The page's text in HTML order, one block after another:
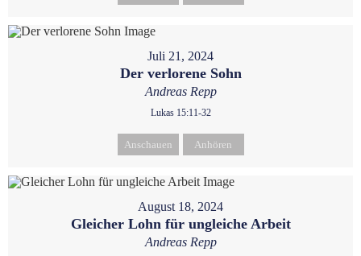
Juli 21, 2024
Der verlorene Sohn
Andreas Repp
Lukas 15:11-32
Anschauen Anhören
August 18, 2024
Gleicher Lohn für ungleiche Arbeit
Andreas Repp